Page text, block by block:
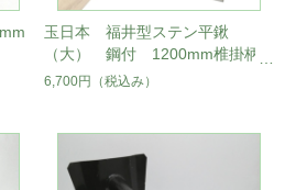
玉日本 福井型ステン平鍬
（大） 鋼付 1200mm椎掛柄
6,700円 （税込み）